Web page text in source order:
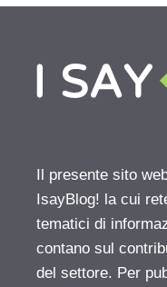
Il presente sito
IsayBlog! la cui
tematici di
contano sul
del settore. Per